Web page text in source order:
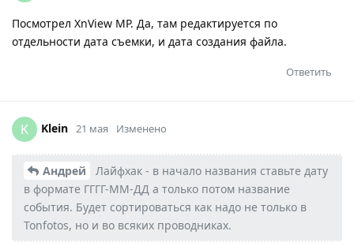
Посмотрел XnView MP. Да, там редактируется по
отдельности дата съемки, и дата создания файла.
Ответить
K Klein 21 мая Изменено
Андрей
Лайфхак - в начало названия ставьте дату
в формате ГГГГ-ММ-ДД а только потом название
события. Будет сортироваться как надо не только в
Tonfotos, но и во всяких проводниках.